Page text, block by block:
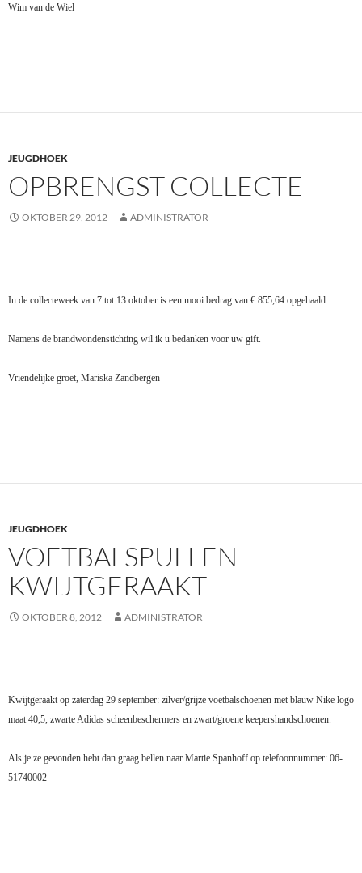
Wim van de Wiel
JEUGDHOEK
OPBRENGST COLLECTE
OKTOBER 29, 2012 ADMINISTRATOR
In de collecteweek van 7 tot 13 oktober is een mooi bedrag van € 855,64 opgehaald.
Namens de brandwondenstichting wil ik u bedanken voor uw gift.
Vriendelijke groet, Mariska Zandbergen
JEUGDHOEK
VOETBALSPULLEN
KWIJTGERAAKT
OKTOBER 8, 2012 ADMINISTRATOR
Kwijtgeraakt op zaterdag 29 september: zilver/grijze voetbalschoenen met blauw Nike logo
maat 40,5, zwarte Adidas scheenbeschermers en zwart/groene keepershandschoenen.
Als je ze gevonden hebt dan graag bellen naar Martie Spanhoff op telefoonnummer: 06-
51740002